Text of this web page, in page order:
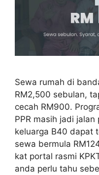
Sewa rumah di
RM2,500 sebulan,
cecah RM900.
PPR masih jadi
keluarga B40 dapat
sewa bermula
kat portal rasmi
anda perlu tahu